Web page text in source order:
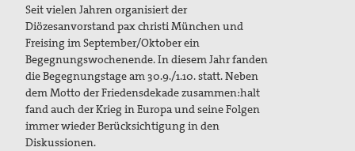
Seit vielen Jahren organisiert der
Diözesanvorstand pax christi München und
Freising im September/Oktober ein
Begegnungswochenende. In diesem Jahr fanden
die Begegnungstage am 30.9./1.10. statt. Neben
dem Motto der Friedensdekade zusammen:halt
fand auch der Krieg in Europa und seine Folgen
immer wieder Berücksichtigung in den
Diskussionen.